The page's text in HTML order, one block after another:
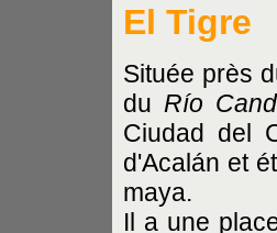
El Tigre
Située près
du Río
Ciudad del
d'Acalán et
maya.
Il a une